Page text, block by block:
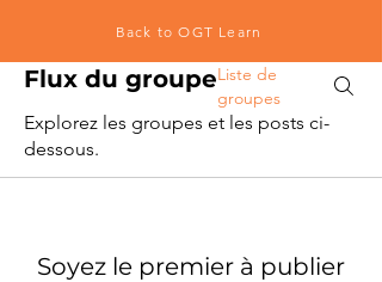
Back to OGT Learn
Flux du groupeListe de
groupes
Explorez les groupes et les posts ci-
dessous.
Soyez le premier à publier